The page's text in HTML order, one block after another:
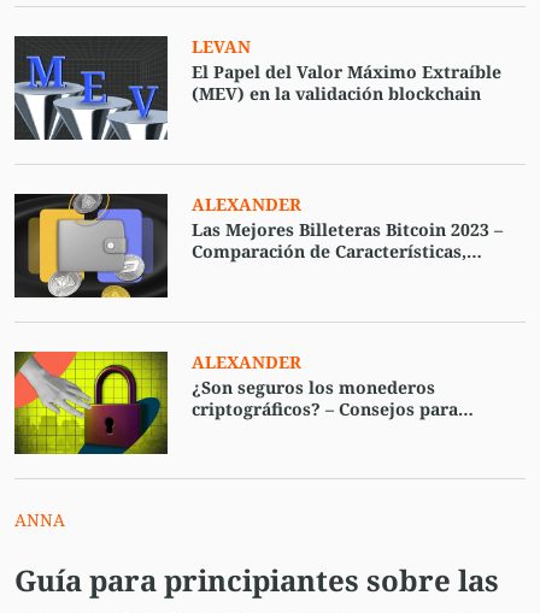
LEVAN
El Papel del Valor Máximo Extraíble
(MEV) en la validación blockchain
ALEXANDER
Las Mejores Billeteras Bitcoin 2023 –
Comparación de Características,
ALEXANDER
¿Son seguros los monederos
criptográficos? – Consejos para
ANNA
Guía para principiantes sobre las